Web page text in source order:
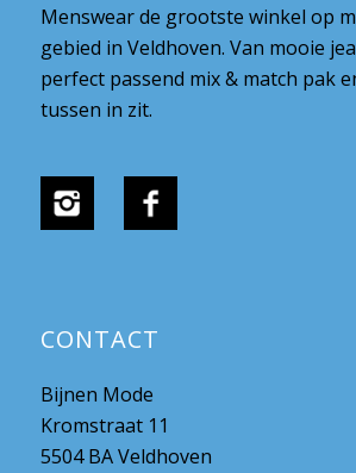
Menswear de grootste winkel op
gebied in Veldhoven. Van mooie
perfect passend mix & match pak
tussen in zit.
CONTACT
Bijnen Mode
Kromstraat 11
5504 BA Veldhoven